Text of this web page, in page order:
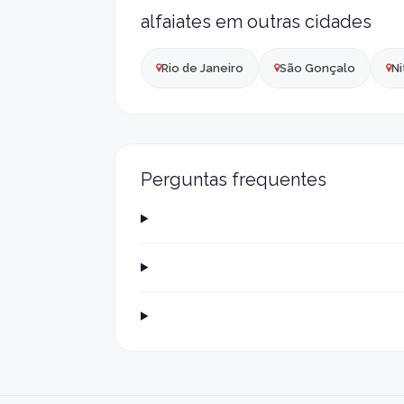
alfaiates em outras cidades
Rio de Janeiro São Gonçalo
Perguntas frequentes